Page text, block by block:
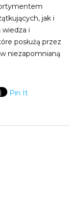
jak i
i
posłużą przez
niezapomnianą
Pin It